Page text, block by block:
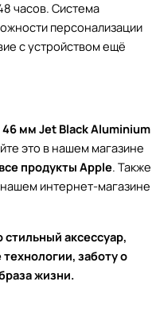
часов. Система
персонализации
с устройством ещё
46 мм Jet Black Aluminium
это в нашем магазине
продукты Apple. Также
интернет-магазине
стильный аксессуар,
заботу о
жизни.